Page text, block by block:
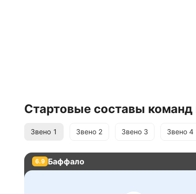
Стартовые составы команд
Звено 1 Звено 2 Звено 3 Звено 4
6.9 Баффало